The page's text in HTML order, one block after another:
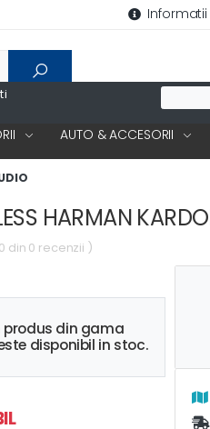
Informatii
AUTO & ACCESORII
HARMAN
din 0 recenzii )
produs din gama
disponibil in stoc.